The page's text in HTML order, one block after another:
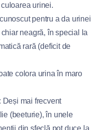
urinei.
pentru a da urinei
neagră, în special la
rară (deficit de
colora urina în maro
Deși mai frecvent
(beeturie), în unele
din sfeclă pot duce la